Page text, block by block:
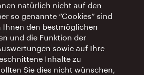
rund um die Uhr
natürlich nicht auf den
so genannte “Cookies” sind
den bestmöglichen
und die Funktion der
sowie auf Ihre
Inhalte zu
Sie dies nicht wünschen,